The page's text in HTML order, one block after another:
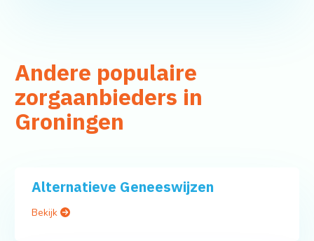
Andere populaire
zorgaanbieders in
Groningen
Alternatieve Geneeswijzen
Bekijk